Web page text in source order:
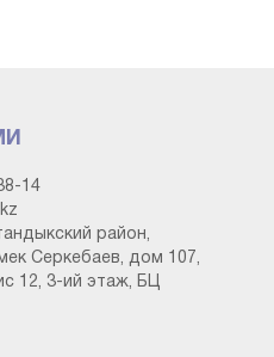
14
район,
Серкебаев, дом 107,
12, 3-ий этаж, БЦ